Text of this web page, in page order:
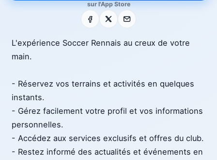
sur l'App Store
Facebook E-mail
L'expérience Soccer Rennais au creux de votre
main.
- Réservez vos terrains et activités en quelques
instants.
- Gérez facilement votre profil et vos informations
personnelles.
- Accédez aux services exclusifs et offres du club.
- Restez informé des actualités et événements en